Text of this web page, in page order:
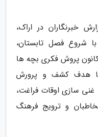
خبرنگاران در اراک،
شروع فصل تابستان،
کانون پروش فکری بچه ها
با هدف کشف و پرورش
غنی سازی اوقات فراغت،
و ترویج فرهنگ